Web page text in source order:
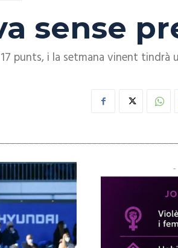
sense
punts, i la setmana vinent
-